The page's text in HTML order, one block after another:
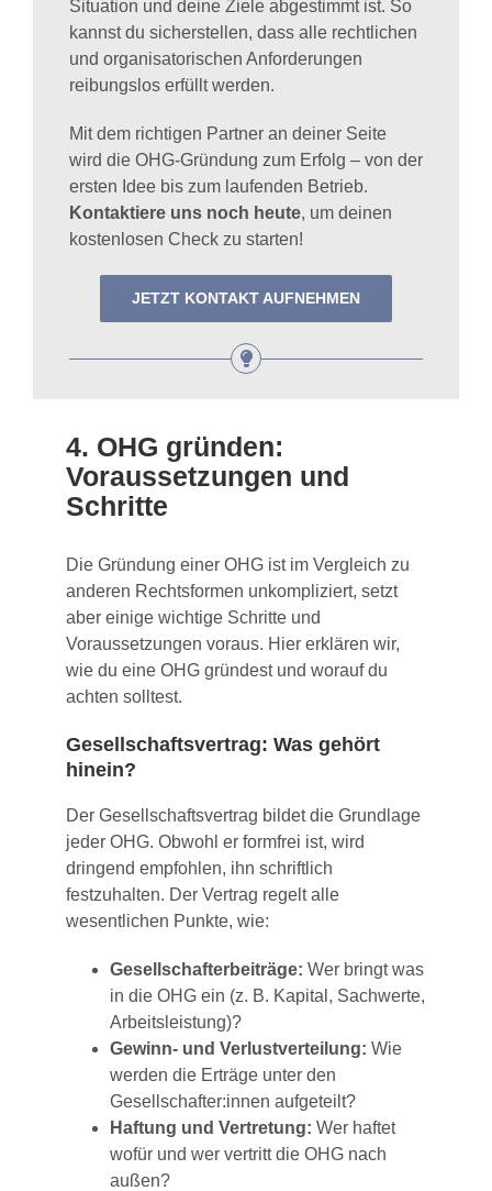
Situation und deine Ziele abgestimmt ist. So
kannst du sicherstellen, dass alle rechtlichen
und organisatorischen Anforderungen
reibungslos erfüllt werden.
Mit dem richtigen Partner an deiner Seite
wird die OHG-Gründung zum Erfolg – von der
ersten Idee bis zum laufenden Betrieb.
Kontaktiere uns noch heute, um deinen
kostenlosen Check zu starten!
JETZT KONTAKT AUFNEHMEN
4. OHG gründen:
Voraussetzungen und
Schritte
Die Gründung einer OHG ist im Vergleich zu
anderen Rechtsformen unkompliziert, setzt
aber einige wichtige Schritte und
Voraussetzungen voraus. Hier erklären wir,
wie du eine OHG gründest und worauf du
achten solltest.
Gesellschaftsvertrag: Was gehört
hinein?
Der Gesellschaftsvertrag bildet die Grundlage
jeder OHG. Obwohl er formfrei ist, wird
dringend empfohlen, ihn schriftlich
festzuhalten. Der Vertrag regelt alle
wesentlichen Punkte, wie:
Gesellschafterbeiträge: Wer bringt was
in die OHG ein (z. B. Kapital, Sachwerte,
Arbeitsleistung)?
Gewinn- und Verlustverteilung: Wie
werden die Erträge unter den
Gesellschafter:innen aufgeteilt?
Haftung und Vertretung: Wer haftet
wofür und wer vertritt die OHG nach
außen?